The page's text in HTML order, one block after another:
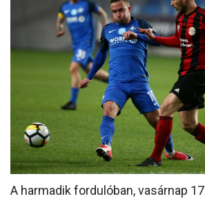
HÍREK
CSAPATOK
MÉRKŐZÉSEK
KLUB
GALÉRIA
SZURKOLÓI
AKKREDITÁCIÓ
A harmadik fordulóban, vasárnap